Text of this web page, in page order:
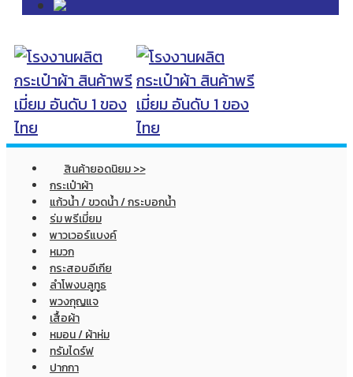
สินค้ายอดนิยม >>
กระเป๋าผ้า
แก้วน้ำ / ขวดน้ำ / กระบอกน้ำ
ร่ม พรีเมี่ยม
พาวเวอร์แบงค์
หมวก
กระสอบอีเกีย
ลำโพงบลูทูธ
พวงกุญแจ
เสื้อผ้า
หมอน / ผ้าห่ม
ทรัมไดร์ฟ
ปากกา